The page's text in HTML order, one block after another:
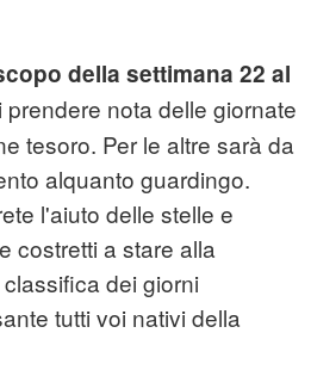
della settimana 22 al
nota delle giornate
tesoro. Per le altre sarà da
alquanto guardingo.
l'aiuto delle stelle e
costretti a stare alla
dei giorni
tutti voi nativi della